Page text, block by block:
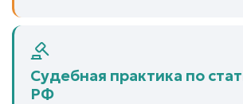
Судебная практика по
РФ